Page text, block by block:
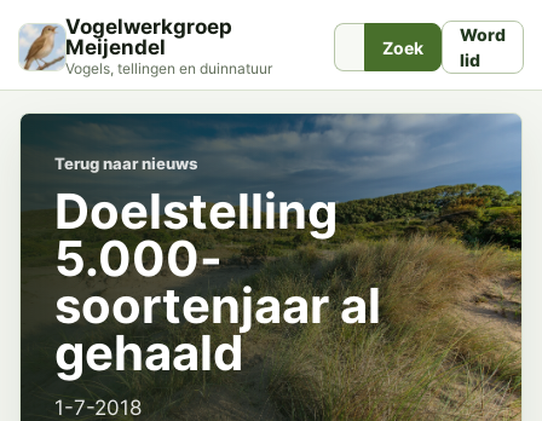
Vogelwerkgroep
Meijendel
Vogels, tellingen en duinnatuur
Zoek
Word
lid
Terug naar nieuws
Doelstelling
5.000-
soortenjaar al
gehaald
1-7-2018